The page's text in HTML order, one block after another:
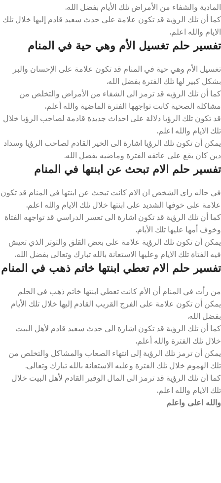
المادية والشفاء من الأمراض تلك الأيام بفضل الله.
كما أن تلك الرؤية قد تكون علامة على حدث سعيد قادم إليها خلال تلك
الايام والله اعلم.
تفسير حلم تغسيل الأم وهي حية في المنام
تغسيل الأم وهي حية في المنام قد تكون علامة على الإحسان والبر
بشكل كبير لها تلك الفترة بفضل الله.
كما أن تلك الرؤيه قد ترمز الى الشفاء من الأمراض والتخلص من
مشاكله الصحية كانت تواجهها الفترة الماضية والله أعلم.
قد تكون تلك الرؤيا دلالة على احداث جديدة قادمة لصاحب الرؤيا خلال
تلك الايام والله اعلم.
يمكن أن تكون تلك الرؤيا اشارة الى الخير القادم لصاحب الرؤيا وسداد
دين كان يقع على عاتقه الفترة وماضيه بفضل الله.
تفسير حلم الام تبحث عن ابنتها في المنام
في حاله راى الشخص ان الام كانت تبحث عن ابنتها في المنام قد تكون
علامة على خوفها الشديد على ابنتها خلال تلك الايام والله اعلم.
كما أن تلك الرؤية قد تكون اشارة الى تعسر الدراسي قد تواجهه الفتاة
وخوف أمها عليها تلك الأيام.
يمكن أن تكون تلك الرؤية علامة على بعض القلق والتوتر الذي تعيش
فيه الفتاة تلك الايام وعليها الاستعانة بالله تبارك وتعالى بفضل الله.
تفسير حلم الام تعطي ابنتها خاتم ذهب في المنام
من رأت في المنام أن الأم كانت تعطي ابنتها خاتم ذهب في الحلم
يمكن أن تكون علامة على الفرج القريب القادم إليها خلال تلك الأيام
بفضل الله.
كما أن تلك الرؤية قد تكون اشارة الى حدث سعيد قادم لأهل البيت
خلال تلك الفترة والله أعلم.
يمكن أن ترمز تلك الرؤية إلى انتهاء الصعاب والمشاكل والتخلص من
تلك الهموم خلال تلك الفترة وعليه الاستعانة بالله تبارك وتعالى.
كما أن تلك الرؤية قد ترمز الى المال الوفير القادم لأهل البيت خلال
تلك الايام والله اعلم.
والله اعلى واعلم